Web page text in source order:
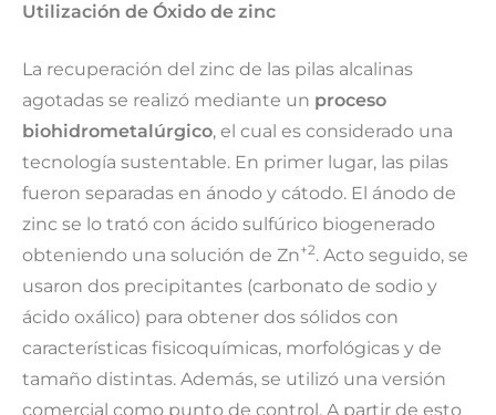
Utilización de Óxido de zinc
La recuperación del zinc de las pilas alcalinas
agotadas se realizó mediante un proceso
biohidrometalúrgico, el cual es considerado una
tecnología sustentable. En primer lugar, las pilas
fueron separadas en ánodo y cátodo. El ánodo de
zinc se lo trató con ácido sulfúrico biogenerado
obteniendo una solución de Zn+2. Acto seguido, se
usaron dos precipitantes (carbonato de sodio y
ácido oxálico) para obtener dos sólidos con
características fisicoquímicas, morfológicas y de
tamaño distintas. Además, se utilizó una versión
comercial como punto de control. A partir de esto